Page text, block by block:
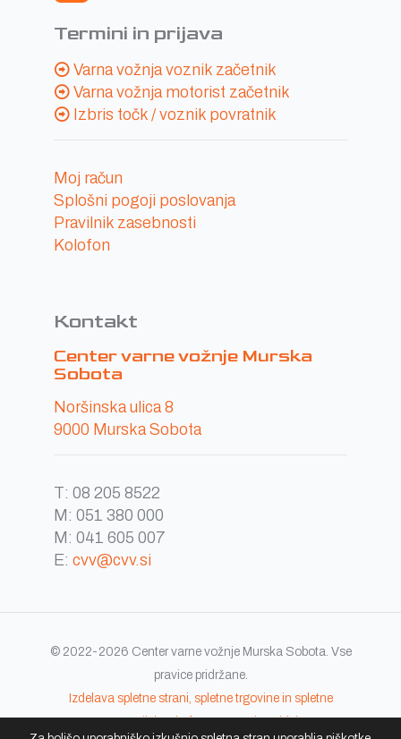
Termini in prijava
Varna vožnja voznik začetnik
Varna vožnja motorist začetnik
Izbris točk / voznik povratnik
Moj račun
Splošni pogoji poslovanja
Pravilnik zasebnosti
Kolofon
Kontakt
Center varne vožnje Murska
Sobota
Noršinska ulica 8
9000 Murska Sobota
T: 08 205 8522
M: 051 380 000
M: 041 605 007
E: cvv@cvv.si
© 2022-2026 Center varne vožnje Murska Sobota. Vse
pravice pridržane.
Izdelava spletne strani, spletne trgovine in spletne
rezervacijske platforme: Kreativne ideje